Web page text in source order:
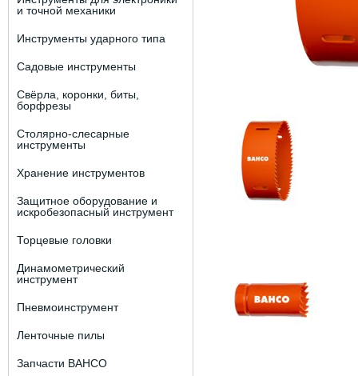
и точной механики
Инструменты ударного типа
Садовые инструменты
Свёрла, коронки, биты,
борфрезы
Столярно-слесарные
инструменты
Хранение инструментов
Защитное оборудование и
искробезопасный инструмент
Торцевые головки
Динамометрический
инструмент
Пневмоинструмент
Ленточные пилы
Запчасти BAHCO